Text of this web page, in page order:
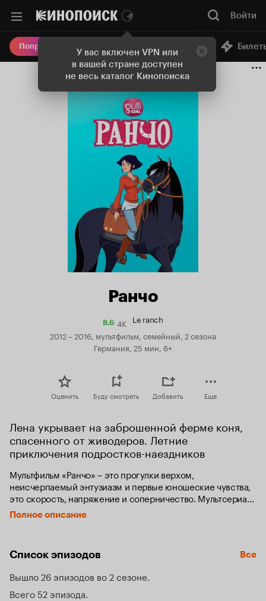
У вас включен VPN или
в вашей стране доступен
не весь каталог Кинопоиска
Войти
Попробовать Плюс Онлайн-кинотеатр
Ранчо
8.6Рейтинг
Кинопоиска
8.6
4K Le ranch
2012 – 2016, мультфильм, семейный, 2 сезона
Германия, 25 мин, 6+
Оценить Буду смотреть Добавить Еще
Лена укрывает на заброшенной ферме коня,
спасенного от живодеров. Летние
приключения подростков-наездников
Мультфильм «Ранчо» – это прогулки верхом,
неисчерпаемый энтузиазм и первые юношеские чувства,
это скорость, напряжение и соперничество. Мультсериал
посвящен миру конного спорта.
уважать и любить друг друга, вместе взрослеют. Их
свободе.
Полное описание
Список эпизодов Все
Вышло 26 эпизодов во 2 сезоне
Всего 52 эпизода